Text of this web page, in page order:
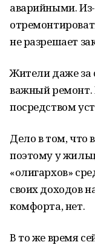
аварийными.
не разрешает
Жители даже за
важный ремонт.
посредством
Дело в том, что
поэтому у
«олигархов»
своих доходов
комфорта, нет.
В то же время